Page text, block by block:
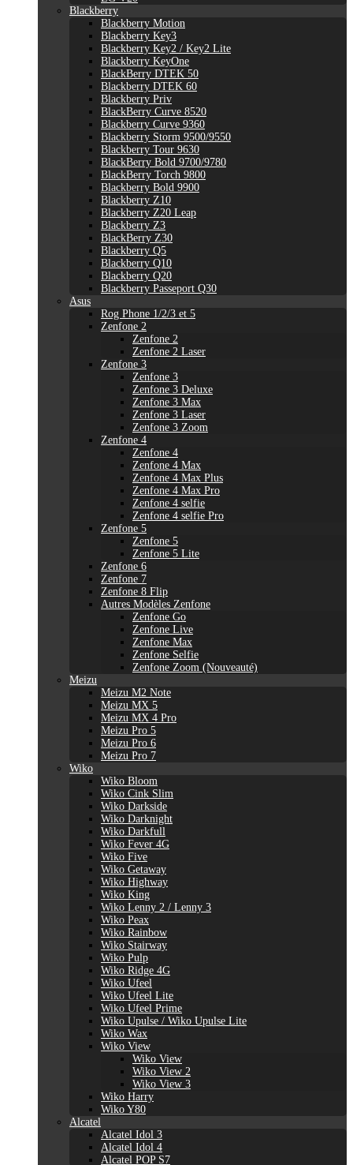
Blackberry
Blackberry Motion
Blackberry Key3
Blackberry Key2 / Key2 Lite
Blackberry KeyOne
BlackBerry DTEK 50
Blackberry DTEK 60
Blackberry Priv
BlackBerry Curve 8520
Blackberry Curve 9360
Blackberry Storm 9500/9550
Blackberry Tour 9630
BlackBerry Bold 9700/9780
BlackBerry Torch 9800
Blackberry Bold 9900
Blackberry Z10
Blackberry Z20 Leap
Blackberry Z3
BlackBerry Z30
Blackberry Q5
Blackberry Q10
Blackberry Q20
Blackberry Passeport Q30
Asus
Rog Phone 1/2/3 et 5
Zenfone 2
Zenfone 2
Zenfone 2 Laser
Zenfone 3
Zenfone 3
Zenfone 3 Deluxe
Zenfone 3 Max
Zenfone 3 Laser
Zenfone 3 Zoom
Zenfone 4
Zenfone 4
Zenfone 4 Max
Zenfone 4 Max Plus
Zenfone 4 Max Pro
Zenfone 4 selfie
Zenfone 4 selfie Pro
Zenfone 5
Zenfone 5
Zenfone 5 Lite
Zenfone 6
Zenfone 7
Zenfone 8 Flip
Autres Modèles Zenfone
Zenfone Go
Zenfone Live
Zenfone Max
Zenfone Selfie
Zenfone Zoom (Nouveauté)
Meizu
Meizu M2 Note
Meizu MX 5
Meizu MX 4 Pro
Meizu Pro 5
Meizu Pro 6
Meizu Pro 7
Wiko
Wiko Bloom
Wiko Cink Slim
Wiko Darkside
Wiko Darknight
Wiko Darkfull
Wiko Fever 4G
Wiko Five
Wiko Getaway
Wiko Highway
Wiko King
Wiko Lenny 2 / Lenny 3
Wiko Peax
Wiko Rainbow
Wiko Stairway
Wiko Pulp
Wiko Ridge 4G
Wiko Ufeel
Wiko Ufeel Lite
Wiko Ufeel Prime
Wiko Upulse / Wiko Upulse Lite
Wiko Wax
Wiko View
Wiko View
Wiko View 2
Wiko View 3
Wiko Harry
Wiko Y80
Alcatel
Alcatel Idol 3
Alcatel Idol 4
Alcatel POP S7